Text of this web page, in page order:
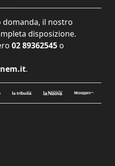
domanda, il nostro
disposizione.
02 89362545 o
.